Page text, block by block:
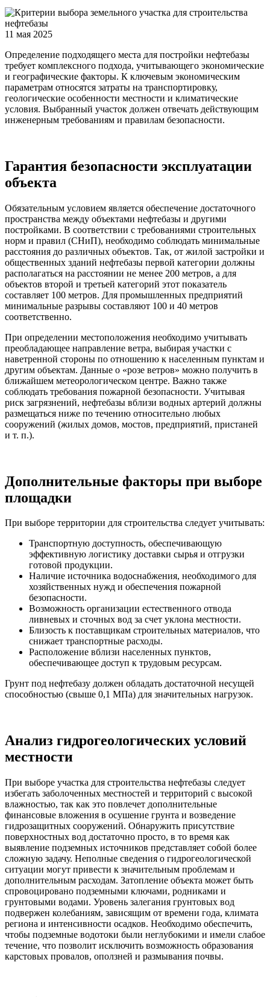
11 мая 2025
Определение подходящего места для постройки нефтебазы
требует комплексного подхода, учитывающего экономические
и географические факторы. К ключевым экономическим
параметрам относятся затраты на транспортировку,
геологические особенности местности и климатические
условия. Выбранный участок должен отвечать действующим
инженерным требованиям и правилам безопасности.
Гарантия безопасности эксплуатации
объекта
Обязательным условием является обеспечение достаточного
пространства между объектами нефтебазы и другими
постройками. В соответствии с требованиями строительных
норм и правил (СНиП), необходимо соблюдать минимальные
расстояния до различных объектов. Так, от жилой застройки и
общественных зданий нефтебазы первой категории должны
располагаться на расстоянии не менее 200 метров, а для
объектов второй и третьей категорий этот показатель
составляет 100 метров. Для промышленных предприятий
минимальные разрывы составляют 100 и 40 метров
соответственно.
При определении местоположения необходимо учитывать
преобладающее направление ветра, выбирая участки с
наветренной стороны по отношению к населенным пунктам и
другим объектам. Данные о «розе ветров» можно получить в
ближайшем метеорологическом центре. Важно также
соблюдать требования пожарной безопасности. Учитывая
риск загрязнений, нефтебазы вблизи водных артерий должны
размещаться ниже по течению относительно любых
сооружений (жилых домов, мостов, предприятий, пристаней
и т. п.).
Дополнительные факторы при выборе
площадки
При выборе территории для строительства следует учитывать:
Транспортную доступность, обеспечивающую
эффективную логистику доставки сырья и отгрузки
готовой продукции.
Наличие источника водоснабжения, необходимого для
хозяйственных нужд и обеспечения пожарной
безопасности.
Возможность организации естественного отвода
ливневых и сточных вод за счет уклона местности.
Близость к поставщикам строительных материалов, что
снижает транспортные расходы.
Расположение вблизи населенных пунктов,
обеспечивающее доступ к трудовым ресурсам.
Грунт под нефтебазу должен обладать достаточной несущей
способностью (свыше 0,1 МПа) для значительных нагрузок.
Анализ гидрогеологических условий
местности
При выборе участка для строительства нефтебазы следует
избегать заболоченных местностей и территорий с высокой
влажностью, так как это повлечет дополнительные
финансовые вложения в осушение грунта и возведение
гидрозащитных сооружений. Обнаружить присутствие
поверхностных вод достаточно просто, в то время как
выявление подземных источников представляет собой более
сложную задачу. Неполные сведения о гидрогеологической
ситуации могут привести к значительным проблемам и
дополнительным расходам. Затопление объекта может быть
спровоцировано подземными ключами, родниками и
грунтовыми водами. Уровень залегания грунтовых вод
подвержен колебаниям, зависящим от времени года, климата
региона и интенсивности осадков. Необходимо обеспечить,
чтобы подземные водотоки были неглубокими и имели слабое
течение, что позволит исключить возможность образования
карстовых провалов, оползней и размывания почвы.